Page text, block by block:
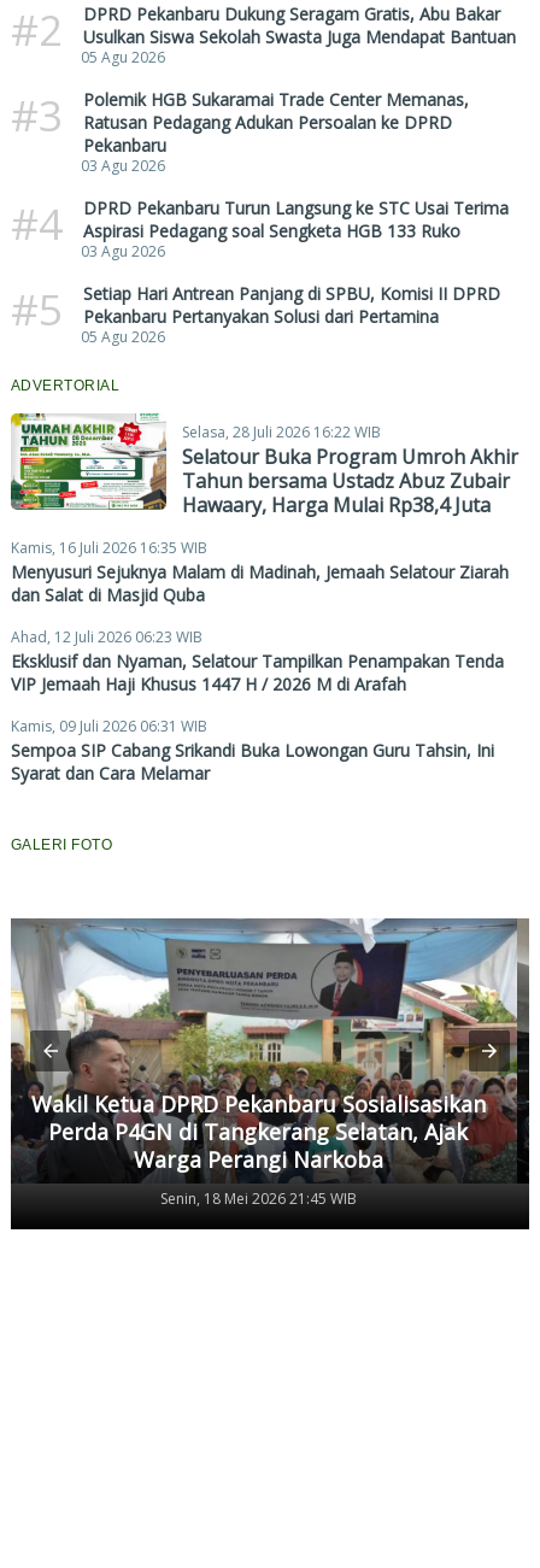
#2
DPRD Pekanbaru Dukung Seragam Gratis, Abu Bakar
Usulkan Siswa Sekolah Swasta Juga Mendapat Bantuan
05 Agu 2026
#3
Polemik HGB Sukaramai Trade Center Memanas,
Ratusan Pedagang Adukan Persoalan ke DPRD
Pekanbaru
03 Agu 2026
#4
DPRD Pekanbaru Turun Langsung ke STC Usai Terima
Aspirasi Pedagang soal Sengketa HGB 133 Ruko
03 Agu 2026
#5
Setiap Hari Antrean Panjang di SPBU, Komisi II DPRD
Pekanbaru Pertanyakan Solusi dari Pertamina
05 Agu 2026
ADVERTORIAL
Selasa, 28 Juli 2026 16:22 WIB
Selatour Buka Program Umroh Akhir
Tahun bersama Ustadz Abuz Zubair
Hawaary, Harga Mulai Rp38,4 Juta
Kamis, 16 Juli 2026 16:35 WIB
Menyusuri Sejuknya Malam di Madinah, Jemaah Selatour Ziarah
dan Salat di Masjid Quba
Ahad, 12 Juli 2026 06:23 WIB
Eksklusif dan Nyaman, Selatour Tampilkan Penampakan Tenda
VIP Jemaah Haji Khusus 1447 H / 2026 M di Arafah
Kamis, 09 Juli 2026 06:31 WIB
Sempoa SIP Cabang Srikandi Buka Lowongan Guru Tahsin, Ini
Syarat dan Cara Melamar
GALERI FOTO
Wakil Ketua DPRD Pekanbaru Sosialisasikan
Perda P4GN di Tangkerang Selatan, Ajak
Warga Perangi Narkoba
Senin, 18 Mei 2026 21:45 WIB